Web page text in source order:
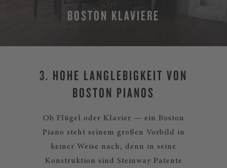
BOSTON KLAVIERE
3. HOHE LANGLEBIGKEIT VON
BOSTON PIANOS
Ob Flügel oder Klavier — ein Boston
Piano steht seinem großen Vorbild in
keiner Weise nach, denn in seine
Konstruktion sind Steinway Patente